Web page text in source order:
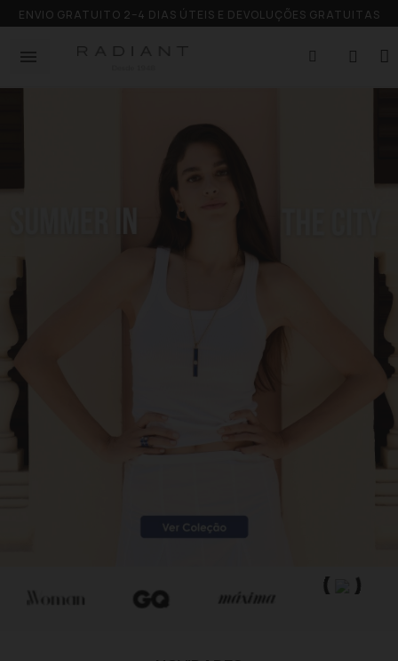
ENVIO GRATUITO 2–4 DIAS ÚTEIS E DEVOLUÇÕES GRATUITAS
ESCOLHE O TEU